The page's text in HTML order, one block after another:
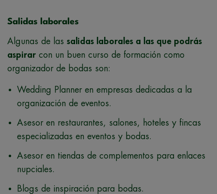
Salidas laborales
Algunas de las salidas laborales a las que podrás
aspirar con un buen curso de formación como
organizador de bodas son:
Wedding Planner en empresas dedicadas a la
organización de eventos.
Asesor en restaurantes, salones, hoteles y fincas
especializadas en eventos y bodas.
Asesor en tiendas de complementos para enlaces
nupciales.
Blogs de inspiración para bodas.